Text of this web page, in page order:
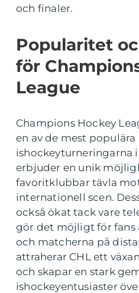
och finaler.
Popularitet
för
League
Champions Hockey
en av de mest populära
ishockeyturneringarna
erbjuder en unik
favoritklubbar tävla
internationell scen.
också ökat tack vare
gör det möjligt för
och matcherna på
attraherar CHL ett
och skapar en stark
ishockeyentusiaster